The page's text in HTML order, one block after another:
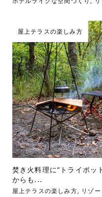
屋上テラスの楽しみ方
焚き火料理に“トライポッ
からも...
屋上テラスの楽しみ方, リゾ